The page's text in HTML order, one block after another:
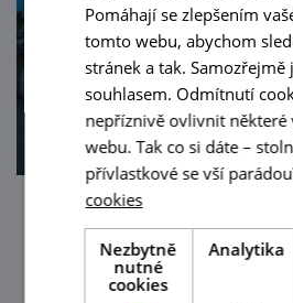
26. 8. '26
Pomáhají se zlepšením
tomto webu, abychom
stránek a tak. Samozřejmě
souhlasem. Odmítnutí
nepříznivě ovlivnit některé
webu. Tak co si dáte –
přívlastkové se vší
cookies
Nezbytně
nutné
cookies
Analytika